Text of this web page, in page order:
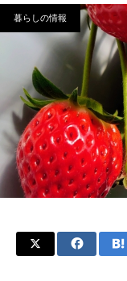
暮らしの情報